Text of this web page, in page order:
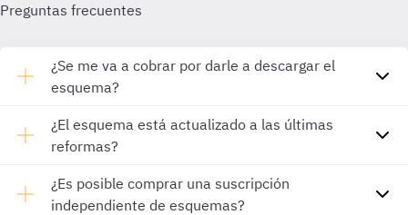
Preguntas frecuentes
¿Se me va a cobrar por darle a descargar el
esquema?
¿El esquema está actualizado a las últimas
reformas?
¿Es posible comprar una suscripción
independiente de esquemas?